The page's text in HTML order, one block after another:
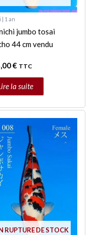
| 1 an
jumbo tosai
44 cm vendu
€ TTC
la suite
RUPTURE DE STOCK